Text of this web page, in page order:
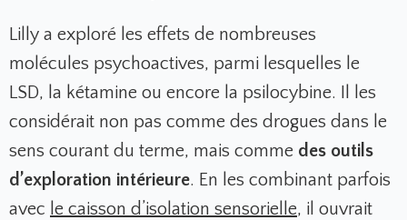
Lilly a exploré les effets de nombreuses
molécules psychoactives, parmi lesquelles le
LSD, la kétamine ou encore la psilocybine. Il les
considérait non pas comme des drogues dans le
sens courant du terme, mais comme des outils
d’exploration intérieure. En les combinant parfois
avec le caisson d’isolation sensorielle, il ouvrait